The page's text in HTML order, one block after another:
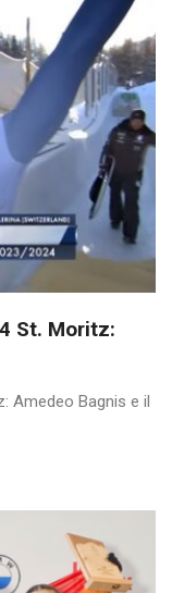
St. Moritz:
Amedeo Bagnis e il